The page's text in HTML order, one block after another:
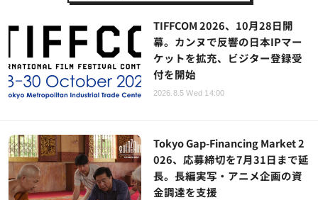
TIFFCOM 2026、10月28日開
幕。カンヌで反響の日本IPマー
ケットを拡充、ビジター登録受
付を開始
2026.8.5 Wed 14:00
Tokyo Gap-Financing Market 2
026、応募締切を7月31日まで延
長。長編実写・アニメ企画の資
金調達を支援